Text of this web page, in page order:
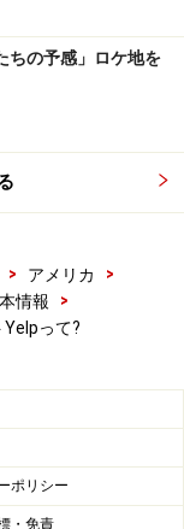
ちの予感」ロケ地を
> アメリカ
>
情報
>
って?
ポリシー
・免責